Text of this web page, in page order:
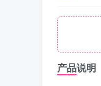
产品说明